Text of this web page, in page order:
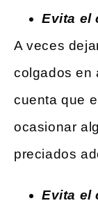
Evita el
A veces
colgados en
cuenta que
ocasionar
preciados
Evita el